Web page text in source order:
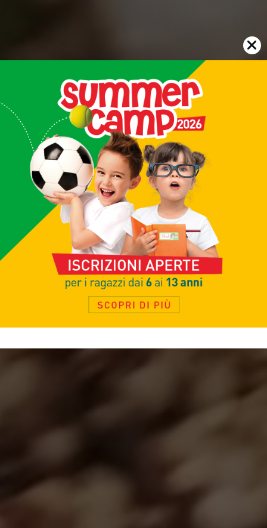
Esperienza totale,
unica ed esclusiva
per tutta la
famiglia.